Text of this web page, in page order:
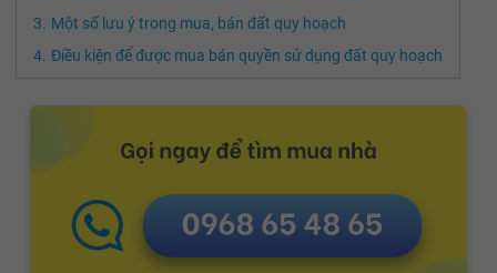
Một số lưu ý trong mua, bán đất quy hoạch
Điều kiện để được mua bán quyền sử dụng đất quy hoạch